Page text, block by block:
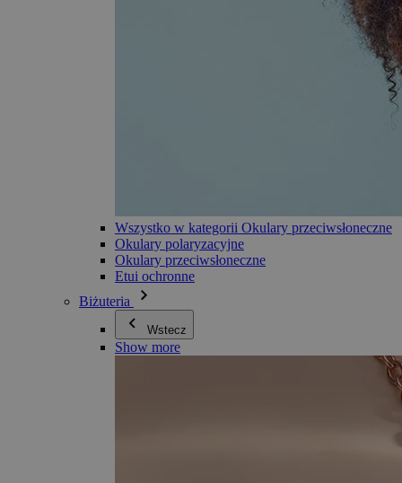
Wszystko w kategorii Okulary przeciwsłoneczne
Okulary polaryzacyjne
Okulary przeciwsłoneczne
Etui ochronne
Biżuteria
Wstecz
Show more